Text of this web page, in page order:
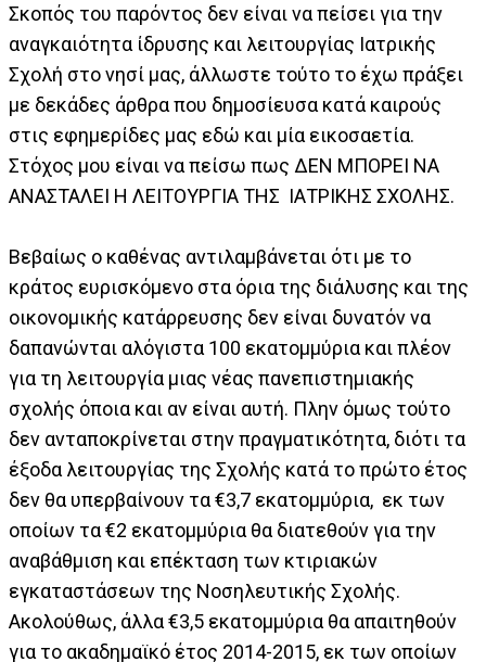
Σκοπός του παρόντος δεν είναι να πείσει για την
αναγκαιότητα ίδρυσης και λειτουργίας Ιατρικής
Σχολή στο νησί μας, άλλωστε τούτο το έχω πράξει
με δεκάδες άρθρα που δημοσίευσα κατά καιρούς
στις εφημερίδες μας εδώ και μία εικοσαετία.
Στόχος μου είναι να πείσω πως ΔΕΝ ΜΠΟΡΕΙ ΝΑ
ΑΝΑΣΤΑΛΕΙ Η ΛΕΙΤΟΥΡΓΙΑ ΤΗΣ ΙΑΤΡΙΚΗΣ ΣΧΟΛΗΣ.
Βεβαίως ο καθένας αντιλαμβάνεται ότι με το
κράτος ευρισκόμενο στα όρια της διάλυσης και της
οικονομικής κατάρρευσης δεν είναι δυνατόν να
δαπανώνται αλόγιστα 100 εκατομμύρια και πλέον
για τη λειτουργία μιας νέας πανεπιστημιακής
σχολής όποια και αν είναι αυτή. Πλην όμως τούτο
δεν ανταποκρίνεται στην πραγματικότητα, διότι τα
έξοδα λειτουργίας της Σχολής κατά το πρώτο έτος
δεν θα υπερβαίνουν τα €3,7 εκατομμύρια, εκ των
οποίων τα €2 εκατομμύρια θα διατεθούν για την
αναβάθμιση και επέκταση των κτιριακών
εγκαταστάσεων της Νοσηλευτικής Σχολής.
Ακολούθως, άλλα €3,5 εκατομμύρια θα απαιτηθούν
για το ακαδημαϊκό έτος 2014-2015, εκ των οποίων